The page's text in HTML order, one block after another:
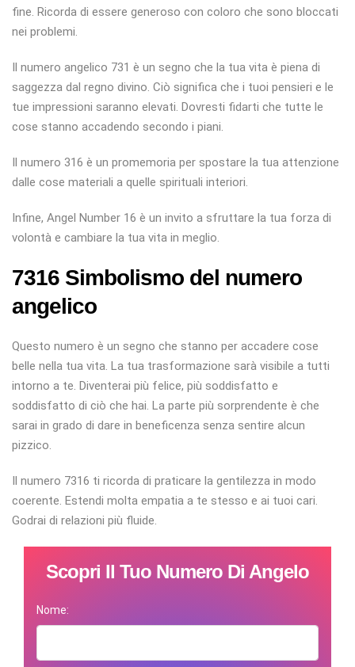
fine. Ricorda di essere generoso con coloro che sono bloccati
nei problemi.
Il numero angelico 731 è un segno che la tua vita è piena di
saggezza dal regno divino. Ciò significa che i tuoi pensieri e le
tue impressioni saranno elevati. Dovresti fidarti che tutte le
cose stanno accadendo secondo i piani.
Il numero 316 è un promemoria per spostare la tua attenzione
dalle cose materiali a quelle spirituali interiori.
Infine, Angel Number 16 è un invito a sfruttare la tua forza di
volontà e cambiare la tua vita in meglio.
7316 Simbolismo del numero
angelico
Questo numero è un segno che stanno per accadere cose
belle nella tua vita. La tua trasformazione sarà visibile a tutti
intorno a te. Diventerai più felice, più soddisfatto e
soddisfatto di ciò che hai. La parte più sorprendente è che
sarai in grado di dare in beneficenza senza sentire alcun
pizzico.
Il numero 7316 ti ricorda di praticare la gentilezza in modo
coerente. Estendi molta empatia a te stesso e ai tuoi cari.
Godrai di relazioni più fluide.
Scopri Il Tuo Numero Di Angelo
Nome: